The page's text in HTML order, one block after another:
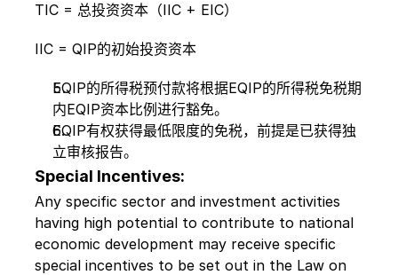
TIC = 总投资资本（IIC + EIC）
IIC = QIP的初始投资资本
EQIP的所得税预付款将根据EQIP的所得税免税期
内EQIP资本比例进行豁免。
EQIP有权获得最低限度的免税，前提是已获得独
立审核报告。
Special Incentives:
Any specific sector and investment activities
having high potential to contribute to national
economic development may receive specific
special incentives to be set out in the Law on